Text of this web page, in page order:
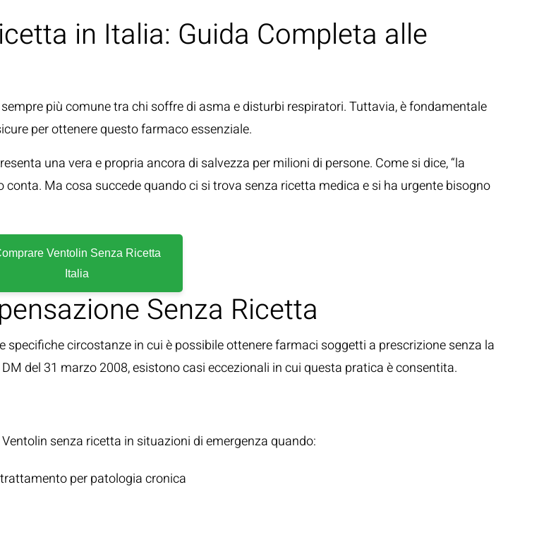
in Italia: Guida Completa alle
più comune tra chi soffre di asma e disturbi respiratori. Tuttavia, è fondamentale
per ottenere questo farmaco essenziale.
una vera e propria ancora di salvezza per milioni di persone. Come si dice, “la
conta. Ma cosa succede quando ci si trova senza ricetta medica e si ha urgente bisogno
Ventolin Senza Ricetta
Italia
Senza Ricetta
specifiche circostanze in cui è possibile ottenere farmaci soggetti a prescrizione senza la
DM del 31 marzo 2008, esistono casi eccezionali in cui questa pratica è consentita.
senza ricetta in situazioni di emergenza quando:
per patologia cronica